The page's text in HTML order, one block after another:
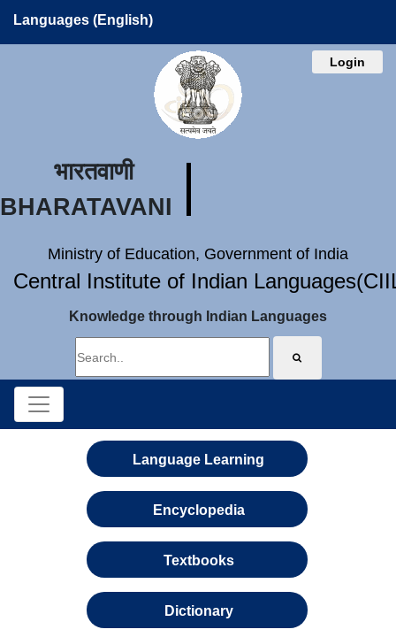
Languages (English)
Login
भारतवाणी
BHARATAVANI
Ministry of Education, Government of India
Central Institute of Indian
Knowledge through Indian Languages
Language Learning
Encyclopedia
Textbooks
Dictionary